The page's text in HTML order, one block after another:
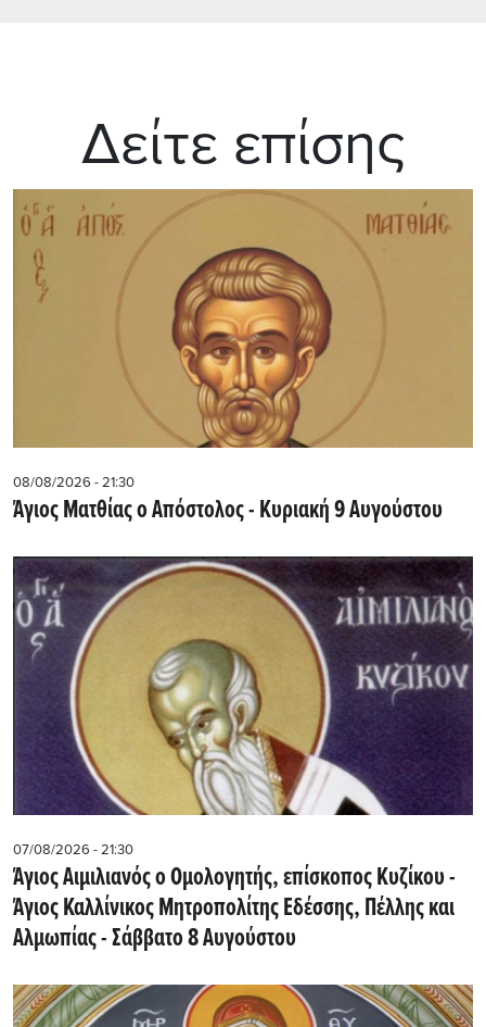
Δείτε επίσης
08/08/2026 - 21:30
Άγιος Ματθίας ο Απόστολος - Κυριακή 9 Αυγούστου
07/08/2026 - 21:30
Άγιος Αιμιλιανός ο Ομολογητής, επίσκοπος Κυζίκου -
Άγιος Καλλίνικος Μητροπολίτης Εδέσσης, Πέλλης και
Αλμωπίας - Σάββατο 8 Αυγούστου